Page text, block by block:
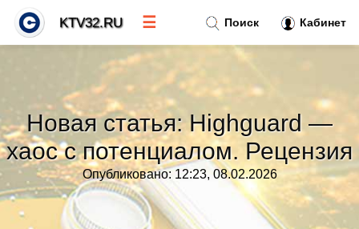
Новая статья: Highguard —
хаос с потенциалом. Рецензия
Опубликовано: 12:23, 08.02.2026
Поиск Кабинет
KTV32.RU ☰
Тренды новостей»
Рубрики»